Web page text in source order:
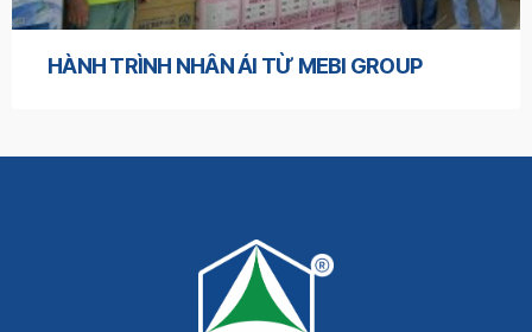
HÀNH TRÌNH NHÂN ÁI TỪ MEBI GROUP